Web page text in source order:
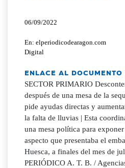
06/09/2022
En: elperiodicodearagon.com
Digital
ENLACE AL
SECTOR PRIMARIO
después de una mesa de la
pide ayudas directas y
la falta de lluvias | Esta
una mesa política para
aspecto que presentaba el
Huesca, a finales del mes de
PERIÓDICO A. T. B. /